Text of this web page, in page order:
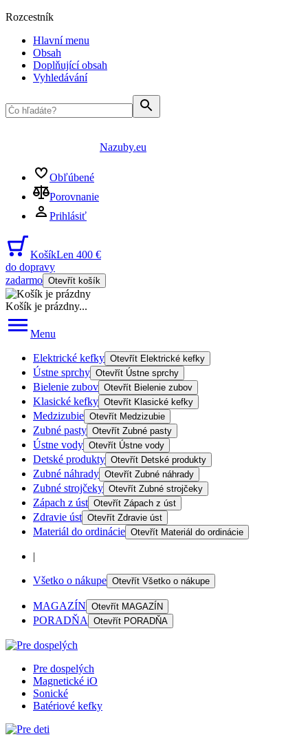
Rozcestník
Hlavní menu
Obsah
Doplňující obsah
Vyhledávání
Nazuby.eu
Obľúbené
Porovnanie
Prihlásiť
KošíkLen 400 €
do dopravy
zadarmo Otevřít košík
Košík je prázdny...
Menu
Elektrické kefky Otevřít Elektrické kefky
Ústne sprchy Otevřít Ústne sprchy
Bielenie zubov Otevřít Bielenie zubov
Klasické kefky Otevřít Klasické kefky
Medzizubie Otevřít Medzizubie
Zubné pasty Otevřít Zubné pasty
Ústne vody Otevřít Ústne vody
Detské produkty Otevřít Detské produkty
Zubné náhrady Otevřít Zubné náhrady
Zubné strojčeky Otevřít Zubné strojčeky
Zápach z úst Otevřít Zápach z úst
Zdravie úst Otevřít Zdravie úst
Materiál do ordinácie Otevřít Materiál do ordinácie
|
Všetko o nákupe Otevřít Všetko o nákupe
MAGAZÍN Otevřít MAGAZÍN
PORADŇA Otevřít PORADŇA
Pre dospelých
Magnetické iO
Sonické
Batériové kefky